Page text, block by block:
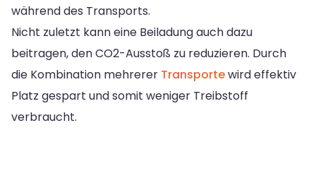
während des Transports.
Nicht zuletzt kann eine Beiladung auch dazu
beitragen, den CO2-Ausstoß zu reduzieren. Durch
die Kombination mehrerer Transportewird effektiv
Platz gespart und somit weniger Treibstoff
verbraucht.